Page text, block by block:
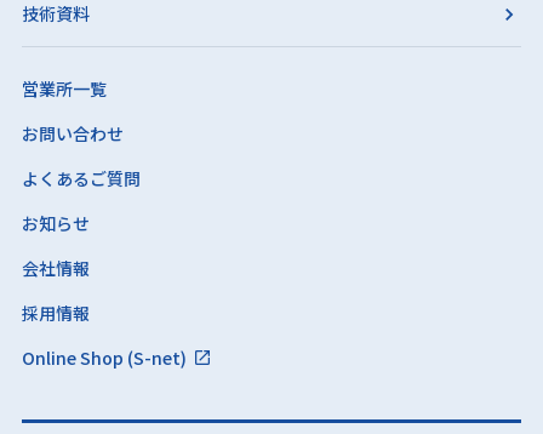
技術資料
営業所一覧
お問い合わせ
よくあるご質問
お知らせ
会社情報
採用情報
Online Shop (S-net)